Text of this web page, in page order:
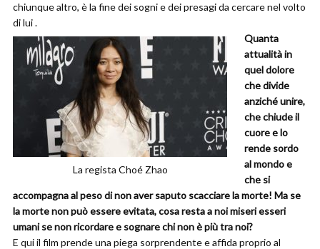
chiunque altro, è la fine dei sogni e dei presagi da cercare nel volto
di lui .
La regista Choé Zhao
Quanta
attualità in
quel dolore
che divide
anziché unire,
che chiude il
cuore e lo
rende sordo
al mondo e
che si
accompagna al peso di non aver saputo scacciare la morte! Ma se
la morte non può essere evitata, cosa resta a noi miseri esseri
umani se non ricordare e sognare chi non è più tra noi?
E qui il film prende una piega sorprendente e affida proprio al